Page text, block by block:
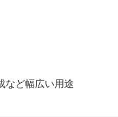
など幅広い用途